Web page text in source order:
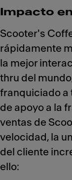
Impacto
Scooter's
rápidamente
la mejor
thru del
franquiciado a
de apoyo a la
ventas de
velocidad, la
del cliente
ello: